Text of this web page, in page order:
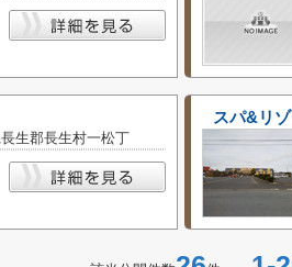
生郡長生村一松丁
スパ&リ